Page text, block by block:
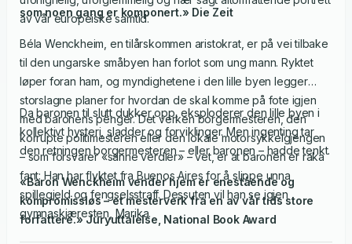
av vår europeiske samtid.
som noen gang er komponert.» Die Zeit
Béla Wenckheim, en tilårskommen aristokrat, er på vei tilbake
til den ungarske småbyen han forlot som ung mann. Ryktet
løper foran ham, og myndighetene i den lille byen legger
storslagne planer for hvordan de skal komme på fote igjen
med baronens penger. Det verken borgermesteren, den
korrupte politimesteren eller den lokale motorsykkelgjengen
– som forsvarer «sanne verdier» – vet, er at baronen er raka
fant: Han har flyktet fra Buenos Aires for å slippe unna
spillegjeld og fengselsstraff. Dessuten vil han se igjen
gymnaskjæresten, Marika.
Da baronen til slutt dukker opp, eksploderer den lille byen i
kollektivt hysteri, sladder og forviklinger. Men ingenting tar
den retningen borgermesteren – eller baronen – hadde tenkt.
«Baron Wenckheim vender hjemer enestående og
kompromissløs – et mesterverk fra en av vår tids store
forfattere.» Juryuttalelse, National Book Award